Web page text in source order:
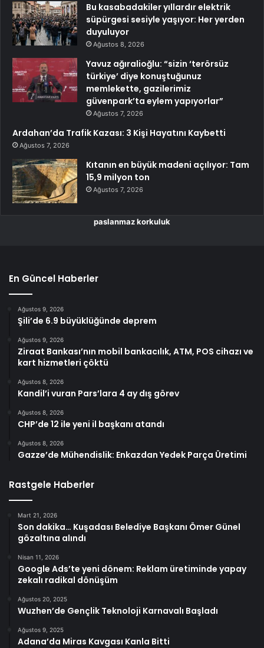
Bu kasabadakiler yıllardır elektrik
süpürgesi sesiyle yaşıyor: Her yerden
duyuluyor
Ağustos 8, 2026
Yavuz ağıralioğlu: “sizin ‘terörsüz
türkiye’ diye konuştuğunuz
memlekette, gazilerimiz
güvenpark’ta eylem yapıyorlar”
Ağustos 7, 2026
Ardahan’da Trafik Kazası: 3 Kişi Hayatını Kaybetti
Ağustos 7, 2026
Kıtanın en büyük madeni açılıyor: Tam
15,9 milyon ton
Ağustos 7, 2026
paslanmaz korkuluk
En Güncel Haberler
Ağustos 9, 2026
Şili’de 6.9 büyüklüğünde deprem
Ağustos 9, 2026
Ziraat Bankası’nın mobil bankacılık, ATM, POS cihazı ve
kart hizmetleri çöktü
Ağustos 8, 2026
Kandil’i vuran Pars’lara 4 ay dış görev
Ağustos 8, 2026
CHP’de 12 ile yeni il başkanı atandı
Ağustos 8, 2026
Gazze’de Mühendislik: Enkazdan Yedek Parça Üretimi
Rastgele Haberler
Mart 21, 2026
Son dakika… Kuşadası Belediye Başkanı Ömer Günel
gözaltına alındı
Nisan 11, 2026
Google Ads’te yeni dönem: Reklam üretiminde yapay
zekalı radikal dönüşüm
Ağustos 20, 2025
Wuzhen’de Gençlik Teknoloji Karnavalı Başladı
Ağustos 9, 2025
Adana’da Miras Kavgası Kanla Bitti